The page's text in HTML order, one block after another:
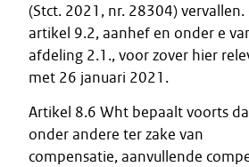
(Stct. 2021, nr. 28304)
artikel 9.2, aanhef en onder e
afdeling 2.1., voor zover hier
met 26 januari 2021.
Artikel 8.6 Wht bepaalt voorts
onder andere ter zake van
compensatie, aanvullende